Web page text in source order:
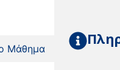
Μάθημα